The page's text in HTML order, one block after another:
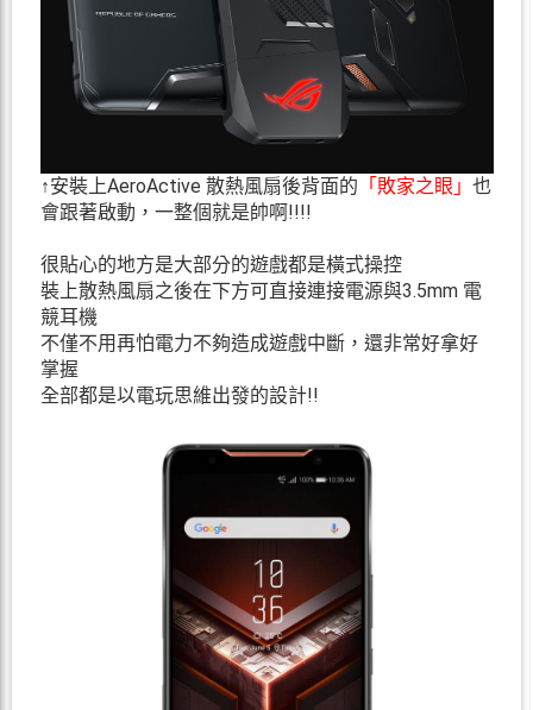
↑安裝上AeroActive 散熱風扇後背面的 「敗家之眼」 也
會跟著啟動，一整個就是帥啊!!!!
很貼心的地方是大部分的遊戲都是橫式操控
裝上散熱風扇之後在下方可直接連接電源與3.5mm 電
競耳機
不僅不用再怕電力不夠造成遊戲中斷，還非常好拿好
掌握
全部都是以電玩思維出發的設計!!